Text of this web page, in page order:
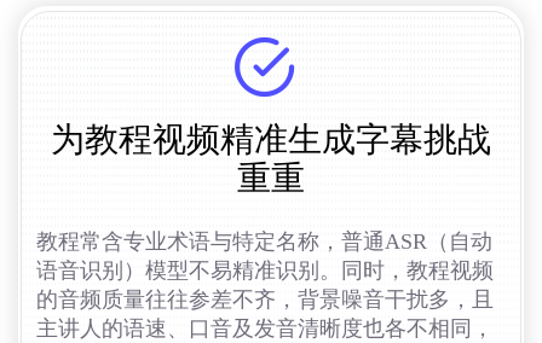
为教程视频精准生成字幕挑战
重重
教程常含专业术语与特定名称，普通ASR（自动
语音识别）模型不易精准识别。同时，教程视频
的音频质量往往参差不齐，背景噪音干扰多，且
主讲人的语速、口音及发音清晰度也各不相同，